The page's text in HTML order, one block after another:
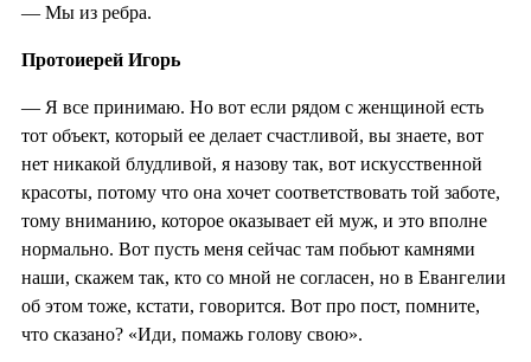
— Мы из ребра.
Протоиерей Игорь
— Я все принимаю. Но вот если рядом с женщиной есть
тот объект, который ее делает счастливой, вы знаете, вот
нет никакой блудливой, я назову так, вот искусственной
красоты, потому что она хочет соответствовать той заботе,
тому вниманию, которое оказывает ей муж, и это вполне
нормально. Вот пусть меня сейчас там побьют камнями
наши, скажем так, кто со мной не согласен, но в Евангелии
об этом тоже, кстати, говорится. Вот про пост, помните,
что сказано? «Иди, помажь голову свою».